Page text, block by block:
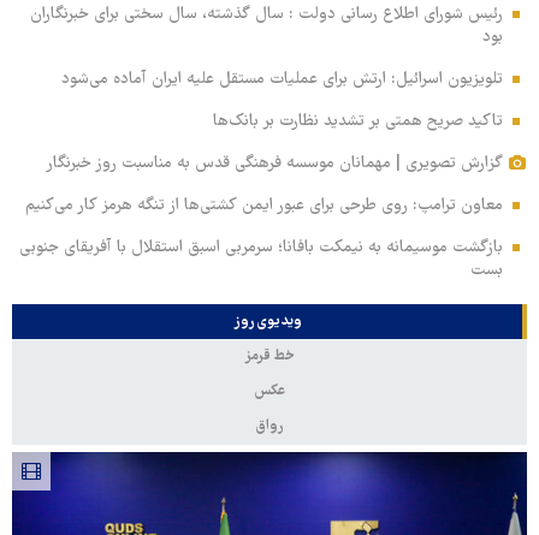
رئیس شورای اطلاع رسانی دولت : سال گذشته، سال سختی برای خبرنگاران
بود
تلویزیون اسرائیل: ارتش برای عملیات مستقل علیه ایران آماده می‌شود
تاکید صریح همتی بر تشدید نظارت بر بانک‌ها
گزارش تصویری | مهمانان موسسه فرهنگی قدس به مناسبت روز خبرنگار
معاون ترامپ: روی طرحی برای عبور ایمن کشتی‌ها از تنگه هرمز کار می‌کنیم
بازگشت موسیمانه به نیمکت بافانا؛ سرمربی اسبق استقلال با آفریقای جنوبی
بست
ویدیوی روز
خط قرمز
عکس
رواق